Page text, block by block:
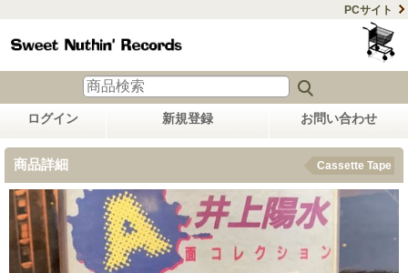
PCサイト
ログイン 新規登録 お問い合わせ
商品詳細 Cassette Tape